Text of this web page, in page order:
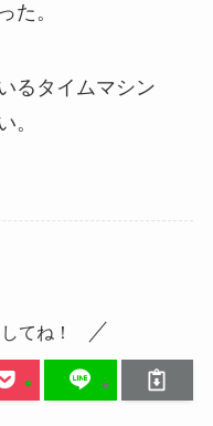
た。
るタイムマシン
。
てね！